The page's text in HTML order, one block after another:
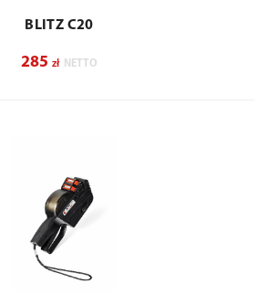
BLITZ C20
285 zł NETTO